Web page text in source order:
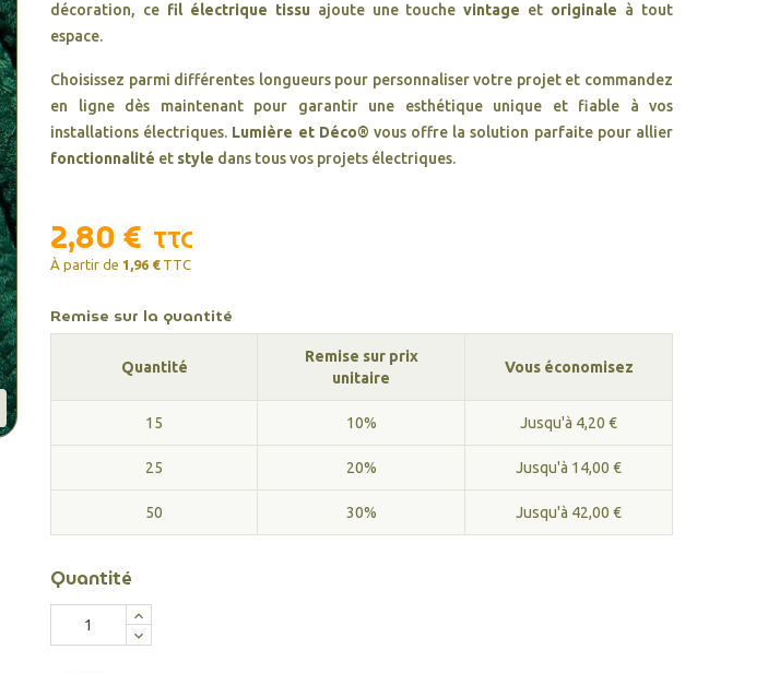
décoration, ce fil électrique tissuajoute une touchevintage et originale à tout
espace.
Choisissez parmi différentes longueurs pour personnaliser votre projet et commandez
en ligne dès maintenant pour garantir une esthétique unique et fiable à vos
installations électriques. Lumière et Déco® vous offre la solution parfaite pour allier
fonctionnalité et style dans tous vos projets électriques.
2,80 € TTC
À partir de 1,96 € TTC
Remise sur la quantité
Quantité
Remise sur prix
unitaire
Vous économisez
15 10% Jusqu'à 4,20 €
25 20% Jusqu'à 14,00 €
50 30% Jusqu'à 42,00 €
Quantité